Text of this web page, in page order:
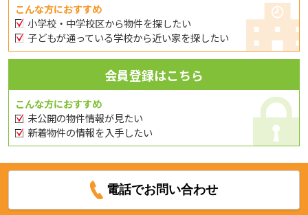
こんな方におすすめ
小学校・中学校区から物件を探したい
子どもが通っている学校から近い家を探したい
会員登録はこちら
こんな方におすすめ
未公開の物件情報が見たい
新着物件の情報を入手したい
電話でお問い合わせ